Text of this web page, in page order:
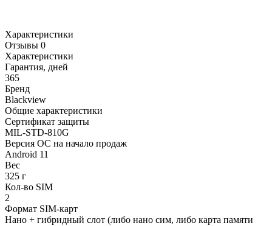
Характеристики
Отзывы 0
Характеристики
Гарантия, дней
365
Бренд
Blackview
Общие характеристики
Сертификат защиты
MIL-STD-810G
Версия ОС на начало продаж
Android 11
Вес
325 г
Кол-во SIM
2
Формат SIM-карт
Нано + гибридный слот (либо нано сим, либо карта памяти